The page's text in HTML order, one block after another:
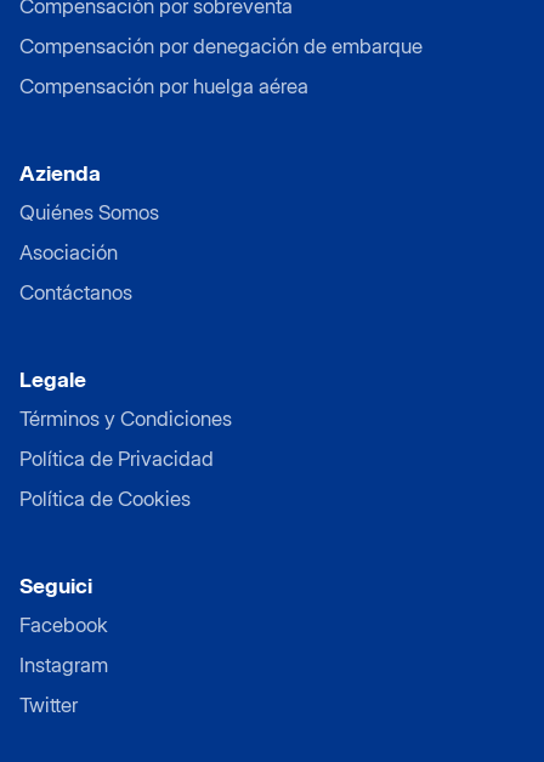
Compensación por sobreventa
Compensación por denegación de embarque
Compensación por huelga aérea
Azienda
Quiénes Somos
Asociación
Contáctanos
Legale
Términos y Condiciones
Política de Privacidad
Política de Cookies
Seguici
Facebook
Instagram
Twitter